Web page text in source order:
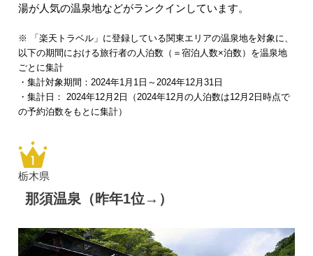
湯が人気の温泉地などがランクインしています。
※ 「楽天トラベル」に登録している関東エリアの温泉地を対象に、
以下の期間における旅行者の人泊数（＝宿泊人数×泊数）を温泉地
ごとに集計
・集計対象期間：2024年1月1日～2024年12月31日
・集計日： 2024年12月2日（2024年12月の人泊数は12月2日時点で
の予約泊数をもとに集計）
栃木県
那須温泉（昨年1位→）